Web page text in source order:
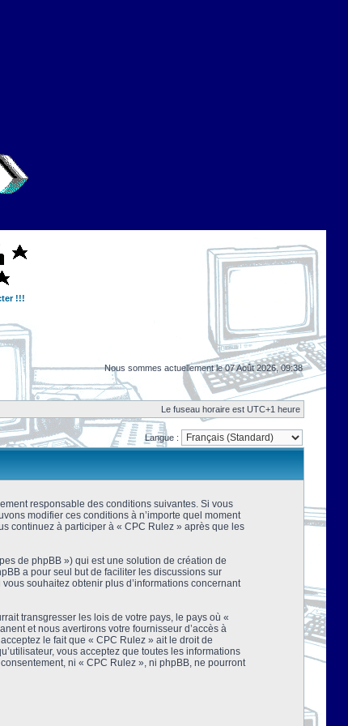
!!!
Nous sommes actuellement le 07 Août 2026, 09:38
Le fuseau horaire est UTC+1 heure
Langue :
responsable des conditions suivantes. Si vous
modifier ces conditions à n’importe quel moment
continuez à participer à « CPC Rulez » après que les
de phpBB ») qui est une solution de création de
a pour seul but de faciliter les discussions sur
souhaitez obtenir plus d’informations concernant
transgresser les lois de votre pays, le pays où «
et nous avertirons votre fournisseur d’accès à
le fait que « CPC Rulez » ait le droit de
vous acceptez que toutes les informations
ni « CPC Rulez », ni phpBB, ne pourront